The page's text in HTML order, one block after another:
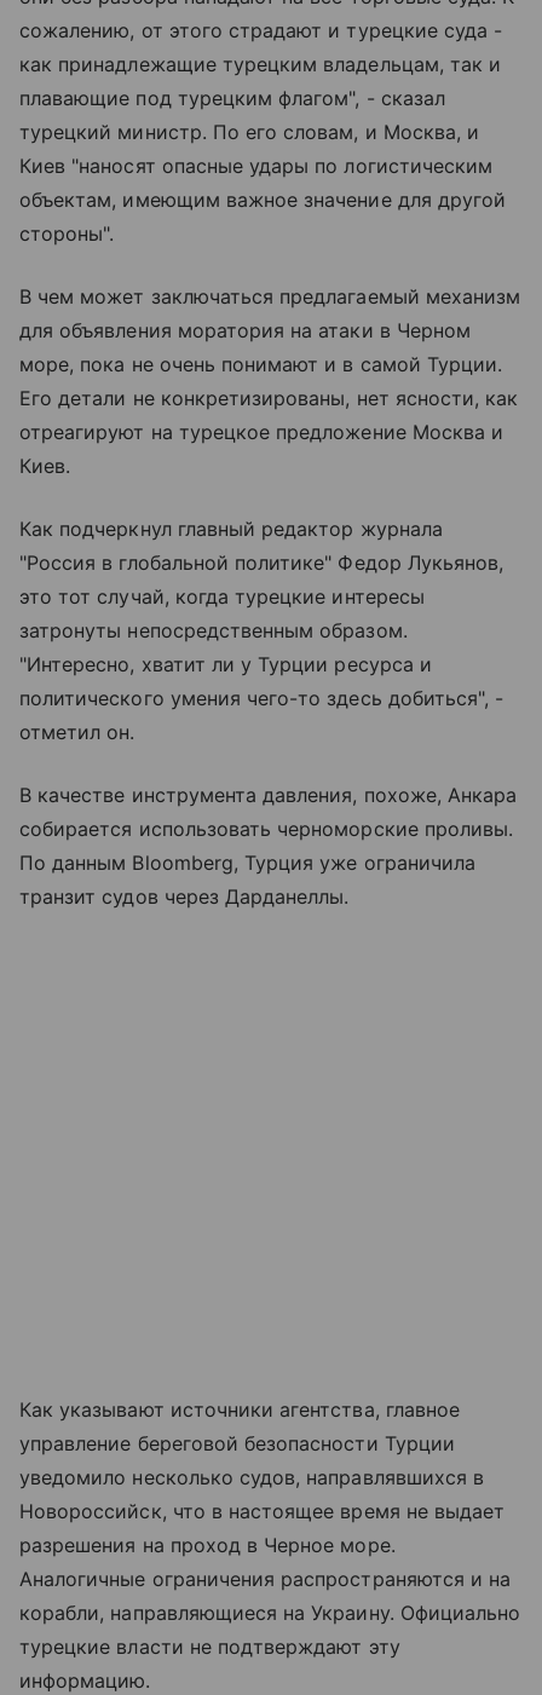
сожалению, от этого страдают и турецкие суда -
как принадлежащие турецким владельцам, так и
плавающие под турецким флагом", - сказал
турецкий министр. По его словам, и Москва, и
Киев "наносят опасные удары по логистическим
объектам, имеющим важное значение для другой
стороны".
В чем может заключаться предлагаемый механизм
для объявления моратория на атаки в Черном
море, пока не очень понимают и в самой Турции.
Его детали не конкретизированы, нет ясности, как
отреагируют на турецкое предложение Москва и
Киев.
Как подчеркнул главный редактор журнала
"Россия в глобальной политике" Федор Лукьянов,
это тот случай, когда турецкие интересы
затронуты непосредственным образом.
"Интересно, хватит ли у Турции ресурса и
политического умения чего-то здесь добиться", -
отметил он.
В качестве инструмента давления, похоже, Анкара
собирается использовать черноморские проливы.
По данным Bloomberg, Турция уже ограничила
транзит судов через Дарданеллы.
Как указывают источники агентства, главное
управление береговой безопасности Турции
уведомило несколько судов, направлявшихся в
Новороссийск, что в настоящее время не выдает
разрешения на проход в Черное море.
Аналогичные ограничения распространяются и на
корабли, направляющиеся на Украину. Официально
турецкие власти не подтверждают эту
информацию.